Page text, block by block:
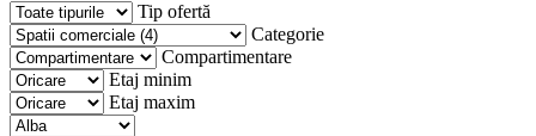
Tip ofertă
Categorie
Compartimentare
Etaj minim
Etaj maxim